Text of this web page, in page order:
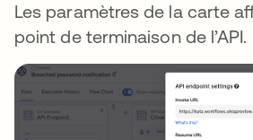
Les paramètres de la carte
point de terminaison de l’API.